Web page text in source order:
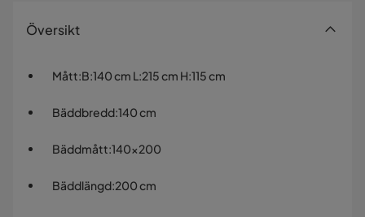
Översikt
Mått:B:140 cm L:215 cm H:115 cm
Bäddbredd:140 cm
Bäddmått:140x200
Bäddlängd:200 cm